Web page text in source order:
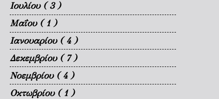
Ιουλίου ( 3 )
Μαΐου ( 1 )
Ιανουαρίου ( 4 )
Δεκεμβρίου ( 7 )
Νοεμβρίου ( 4 )
Οκτωβρίου ( 1 )